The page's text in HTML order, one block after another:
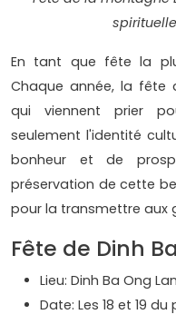
En tant que fête la
Chaque année, la fête
qui viennent prier
seulement l'identité
bonheur et de
préservation de cette
pour la transmettre aux
Fête de Dinh
Lieu: Dinh Ba Ong
Date: Les 18 et 19